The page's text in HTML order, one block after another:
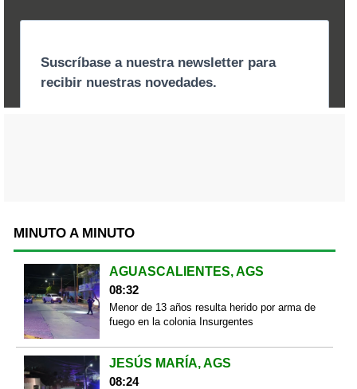
MINUTO A MINUTO
AGUASCALIENTES, AGS
08:32
Menor de 13 años resulta herido por arma de
fuego en la colonia Insurgentes
JESÚS MARÍA, AGS
08:24